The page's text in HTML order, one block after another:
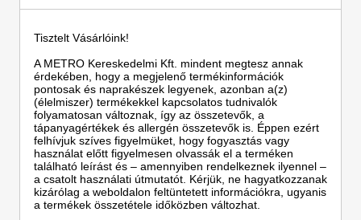
Tisztelt Vásárlóink!
A METRO Kereskedelmi Kft. mindent megtesz annak
érdekében, hogy a megjelenő termékinformációk
pontosak és naprakészek legyenek, azonban a(z)
(élelmiszer) termékekkel kapcsolatos tudnivalók
folyamatosan változnak, így az összetevők, a
tápanyagértékek és allergén összetevők is. Éppen ezért
felhívjuk szíves figyelmüket, hogy fogyasztás vagy
használat előtt figyelmesen olvassák el a terméken
található leírást és – amennyiben rendelkeznek ilyennel –
a csatolt használati útmutatót. Kérjük, ne hagyatkozzanak
kizárólag a weboldalon feltüntetett információkra, ugyanis
a termékek összetétele időközben változhat.